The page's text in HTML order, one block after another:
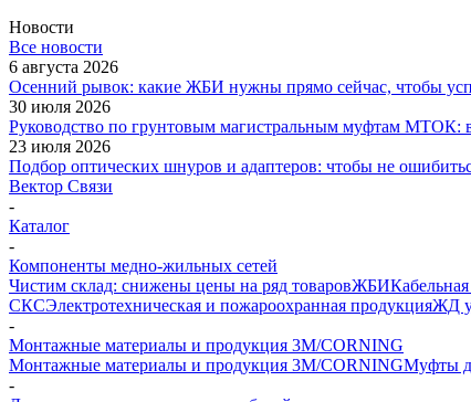
Новости
Все новости
6 августа 2026
Осенний рывок: какие ЖБИ нужны прямо сейчас, чтобы
30 июля 2026
Руководство по грунтовым магистральным муфтам МТОК:
23 июля 2026
Подбор оптических шнуров и адаптеров: чтобы не
Вектор Связи
-
Каталог
-
Компоненты медно-жильных сетей
Чистим склад: снижены цены на ряд товаровЖБИ
СКСЭлектротехническая и пожароохранная продукцияЖД
-
Монтажные материалы и продукция 3M/CORNING
Монтажные материалы и продукция 3M/CORNINGМуфты
-